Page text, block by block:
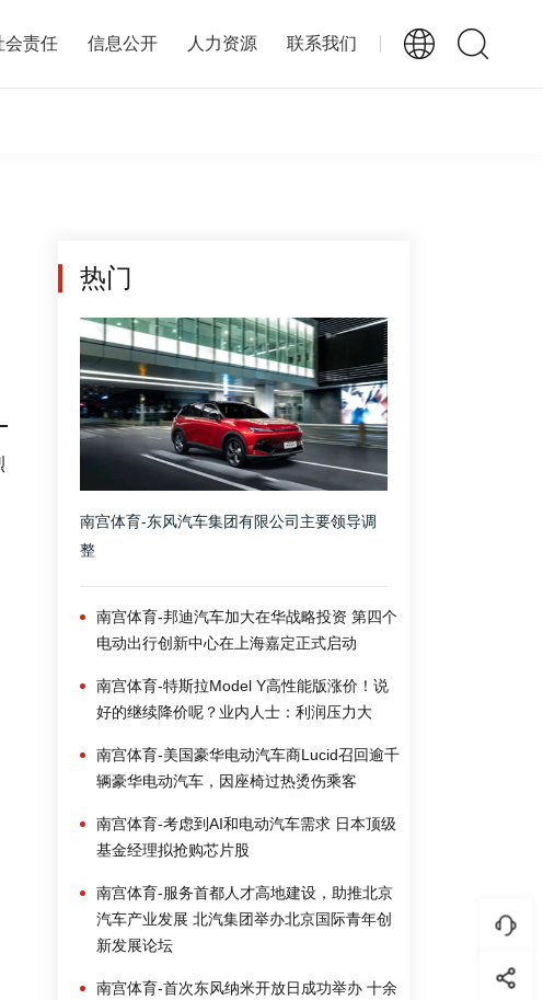
会责任 信息公开 人力资源 联系我们
热门
南宫体育-东风汽车集团有限公司主要领导调
整
南宫体育-邦迪汽车加大在华战略投资 第四个
电动出行创新中心在上海嘉定正式启动
南宫体育-特斯拉Model Y高性能版涨价！说
好的继续降价呢？业内人士：利润压力大
南宫体育-美国豪华电动汽车商Lucid召回逾千
辆豪华电动汽车，因座椅过热烫伤乘客
南宫体育-考虑到AI和电动汽车需求 日本顶级
基金经理拟抢购芯片股
南宫体育-服务首都人才高地建设，助推北京
汽车产业发展 北汽集团举办北京国际青年创
新发展论坛
南宫体育-首次东风纳米开放日成功举办 十余